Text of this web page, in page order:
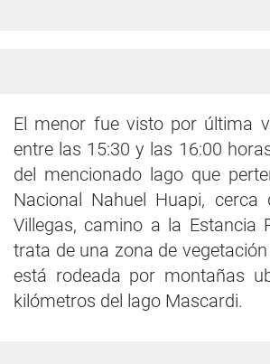
El menor fue visto por última
entre las 15:30 y las 16:00
del mencionado lago que
Nacional Nahuel Huapi, cerca
Villegas, camino a la Estancia
trata de una zona de
está rodeada por montañas
kilómetros del lago Mascardi.